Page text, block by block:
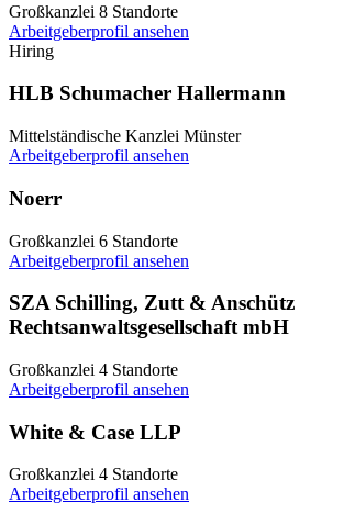
Großkanzlei 8 Standorte
Arbeitgeberprofil ansehen
Hiring
HLB Schumacher Hallermann
Mittelständische Kanzlei Münster
Arbeitgeberprofil ansehen
Noerr
Großkanzlei 6 Standorte
Arbeitgeberprofil ansehen
SZA Schilling, Zutt & Anschütz
Rechtsanwaltsgesellschaft mbH
Großkanzlei 4 Standorte
Arbeitgeberprofil ansehen
White & Case LLP
Großkanzlei 4 Standorte
Arbeitgeberprofil ansehen